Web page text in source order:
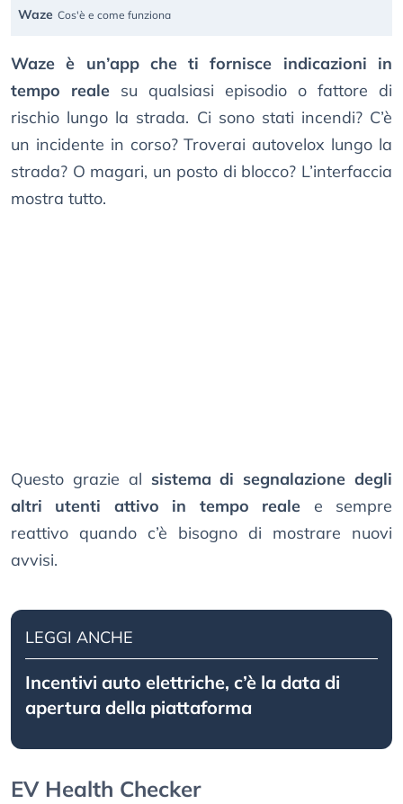
Waze Cos'è e come funziona
Waze è un’app che ti fornisce indicazioni in
tempo reale su qualsiasi episodio o fattore di
rischio lungo la strada. Ci sono stati incendi? C’è
un incidente in corso? Troverai autovelox lungo la
strada? O magari, un posto di blocco? L’interfaccia
mostra tutto.
Questo grazie al sistema di segnalazione degli
altri utenti attivo in tempo reale e sempre
reattivo quando c’è bisogno di mostrare nuovi
avvisi.
LEGGI ANCHE
Incentivi auto elettriche, c’è la data di
apertura della piattaforma
EV Health Checker